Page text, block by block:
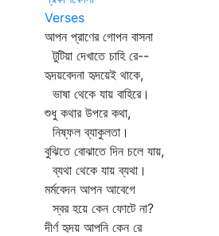
Verses
আপন প্রাণের গোপন বাসনা
টুটিয়া দেখাতে চাহি রে--
হৃদয়বেদনা হৃদয়েই থাকে,
ভাষা থেকে যায় বাহিরে।
শুধু কথার উপরে কথা,
নিষ্ফল ব্যাকুলতা।
বুঝিতে বোঝাতে দিন চলে যায়,
ব্যথা থেকে যায় ব্যথা।
মর্মবেদন আপন আবেগে
স্বর হয়ে কেন ফোটে না?
দীর্ণ হৃদয় আপনি কেন রে